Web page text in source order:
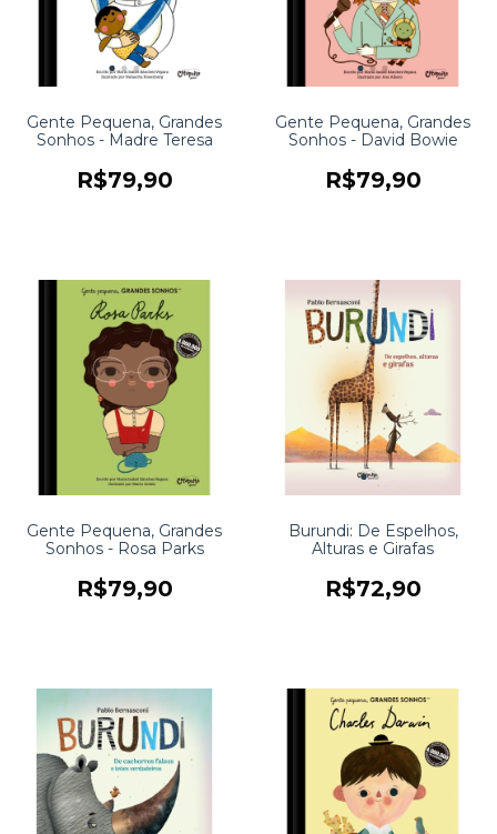
Gente Pequena, Grandes
Sonhos - Madre Teresa
R$79,90
Gente Pequena, Grandes
Sonhos - David Bowie
R$79,90
Gente Pequena, Grandes
Sonhos - Rosa Parks
R$79,90
Burundi: De Espelhos,
Alturas e Girafas
R$72,90